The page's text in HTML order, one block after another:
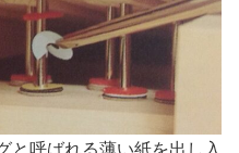
と呼ばれる薄い紙を出し入